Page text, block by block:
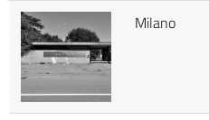
Milano